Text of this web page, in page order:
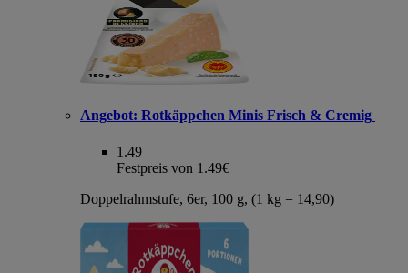
Angebot: Rotkäppchen Minis Frisch & Cremig
1.49
Festpreis von 1.49€
Doppelrahmstufe, 6er, 100 g, (1 kg = 14,90)